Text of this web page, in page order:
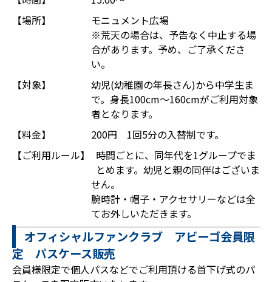
【場所】
モニュメント広場
※荒天の場合は、予告なく中止する場
合があります。予め、ご了承くださ
い。
【対象】
幼児(幼稚園の年長さん)から中学生ま
で。身長100cm～160cmがご利用対象
者となります。
【料金】
200円 1回5分の入替制です。
【ご利用ルール】
時間ごとに、同年代を1グループでま
とめます。幼児と親の同伴はございま
せん。
腕時計・帽子・アクセサリーなどは全
てお外しいただきます。
オフィシャルファンクラブ アビーゴ会員限
定 パスケース販売
会員様限定で個人パスなどでご利用頂ける首下げ式のパ